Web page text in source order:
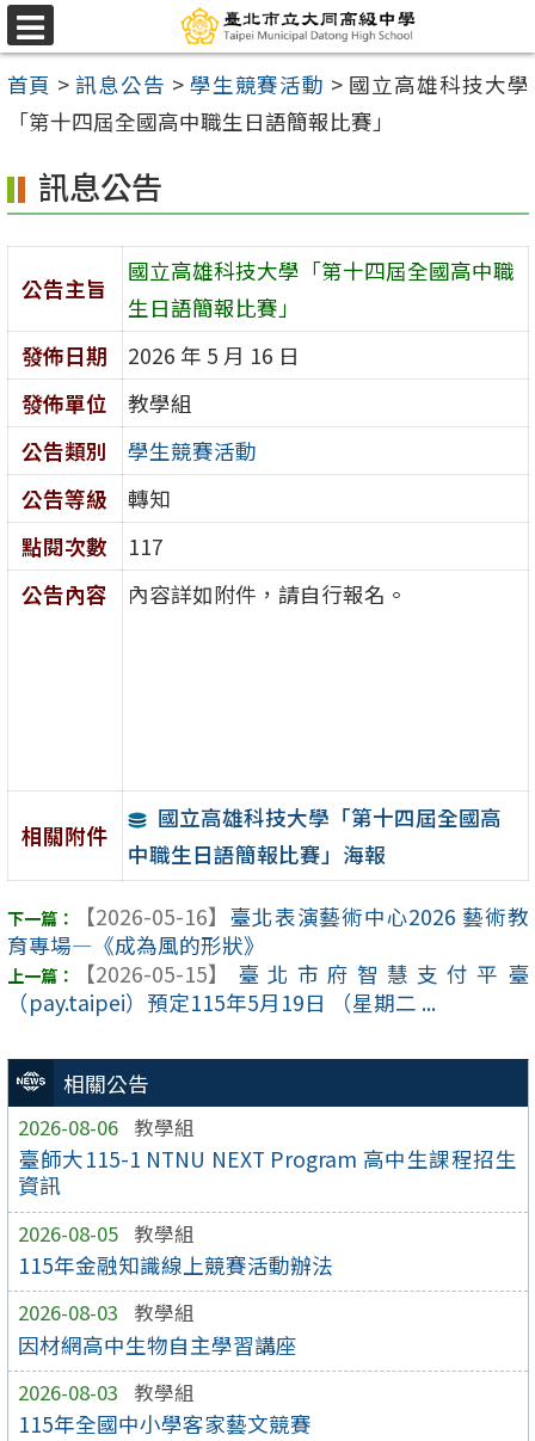
跳
至
主
容
區
選
單
首頁 >訊息公告 > 學生競賽活動 > 國立高雄科技大學
「第十四屆全國高中職生日語簡報比賽」
相關公告
2026-08-06 教學組
臺師大115-1 NTNU NEXT Program 高中生課程招生
資訊
2026-08-05 教學組
115年金融知識線上競賽活動辦法
2026-08-03 教學組
因材網高中生物自主學習講座
2026-08-03 教學組
115年全國中小學客家藝文競賽
訊息公告
公告主旨
國立高雄科技大學「第十四屆全國高中職
生日語簡報比賽」
發佈日期
2026 年 5 月 16 日
發佈單位
教學組
公告類別
學生競賽活動
公告等級
轉知
點閱次數
117
公告內容
內容詳如附件，請自行報名。
相關附件
國立高雄科技大學「第十四屆全國高
中職生日語簡報比賽」海報
【2026-05-16】 臺北表演藝術中心2026 藝術教
育專場—《成為風的形狀》
【2026-05-15】
臺北市府智慧支付平臺
（pay.taipei）預定115年5月19日 （星期二 ...